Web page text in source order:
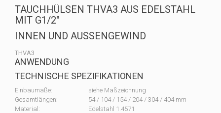
TAUCHHÜLSEN THVA3 AUS EDELSTAHL
MIT G1/2″
INNEN UND AUSSENGEWIND
THVA3
ANWENDUNG
TECHNISCHE SPEZIFIKATIONEN
Einbaumaße:
siehe Maßzeichnung
Gesamtlängen:
54 / 104 / 154 / 204 / 304 / 404 mm
Material:
Edelstahl 1.4571